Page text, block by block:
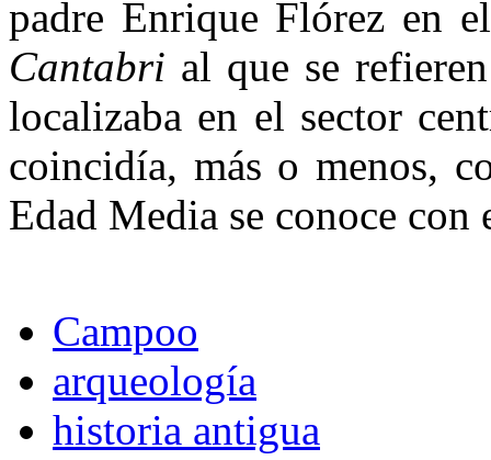
padre Enrique Flórez en
Cantabri al que se
localizaba en el sector
coincidía, más o menos,
Edad Media se conoce
Campoo
arqueología
historia antigua